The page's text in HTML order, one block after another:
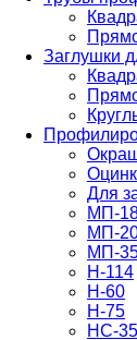
Заглушки
Для
МП-
МП-
МП-
Н-114
Н-60
Н-75
НС-35